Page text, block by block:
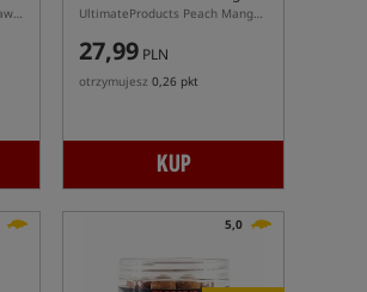
Kulki haczykowe krab i truskawka UltimateProducts Peach Mango Hookbaits – Utwardzane Tonące Owocowe Kulki Haczykowe
27,99 PLN
otrzymujesz 0,26 pkt
KUP
5,0